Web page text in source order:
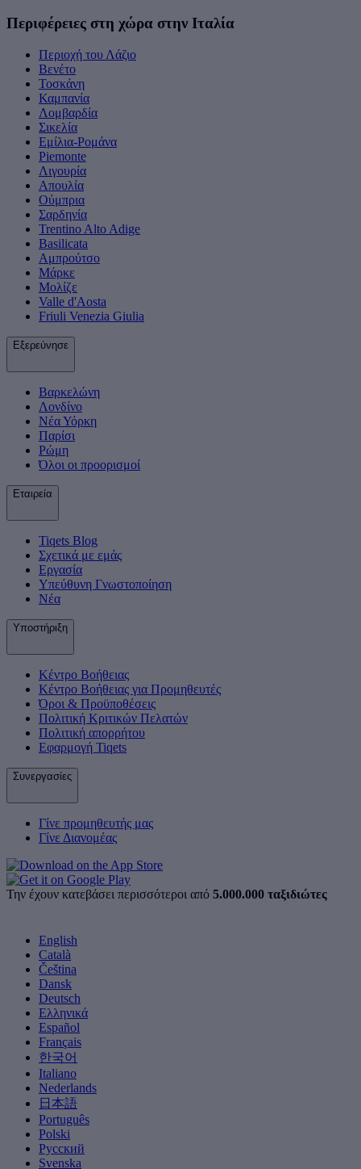
Περιφέρειες στη χώρα στην Ιταλία
Περιοχή του Λάζιο
Βενέτο
Τοσκάνη
Καμπανία
Λομβαρδία
Σικελία
Εμίλια-Ρομάνα
Piemonte
Λιγουρία
Απουλία
Ούμπρια
Σαρδηνία
Trentino Alto Adige
Basilicata
Αμπρούτσο
Μάρκε
Μολίζε
Valle d'Aosta
Friuli Venezia Giulia
Εξερεύνησε
Βαρκελώνη
Λονδίνο
Νέα Υόρκη
Παρίσι
Ρώμη
Όλοι οι προορισμοί
Εταιρεία
Tiqets Βlog
Σχετικά με εμάς
Εργασία
Υπεύθυνη Γνωστοποίηση
Νέα
Υποστήριξη
Κέντρο Βοήθειας
Κέντρο Βοήθειας για Προμηθευτές
Όροι & Προϋποθέσεις
Πολιτική Κριτικών Πελατών
Πολιτική απορρήτου
Εφαρμογή Tiqets
Συνεργασίες
Γίνε προμηθευτής μας
Γίνε Διανομέας
Την έχουν κατεβάσει περισσότεροι από 5.000.000 ταξιδιώτες
English
Català
Čeština
Dansk
Deutsch
Ελληνικά
Español
Français
한국어
Italiano
Nederlands
日本語
Português
Polski
Русский
Svenska